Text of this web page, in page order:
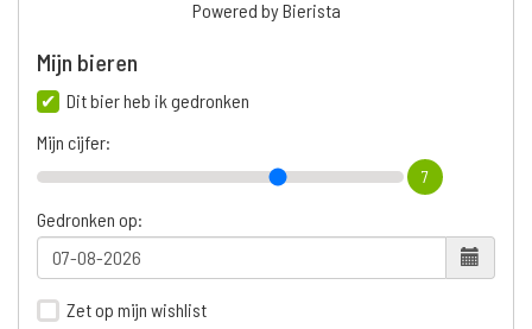
Powered by Bierista
Mijn bieren
Dit bier heb ik gedronken
Mijn cijfer:
7
Gedronken op:
Zet op mijn wishlist